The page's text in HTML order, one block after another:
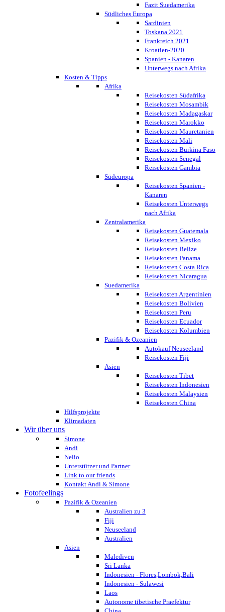
Fazit Suedamerika
Südliches Europa
Sardinien
Toskana 2021
Frankreich 2021
Kroatien-2020
Spanien - Kanaren
Unterwegs nach Afrika
Kosten & Tipps
Afrika
Reisekosten Südafrika
Reisekosten Mosambik
Reisekosten Madagaskar
Reisekosten Marokko
Reisekosten Mauretanien
Reisekosten Mali
Reisekosten Burkina Faso
Reisekosten Senegal
Reisekosten Gambia
Südeuropa
Reisekosten Spanien -
Kanaren
Reisekosten Unterwegs
nach Afrika
Zentralamerika
Reisekosten Guatemala
Reisekosten Mexiko
Reisekosten Belize
Reisekosten Panama
Reisekosten Costa Rica
Reisekosten Nicaragua
Suedamerika
Reisekosten Argentinien
Reisekosten Bolivien
Reisekosten Peru
Reisekosten Ecuador
Reisekosten Kolumbien
Pazifik & Ozeanien
Autokauf Neuseeland
Reisekosten Fiji
Asien
Reisekosten Tibet
Reisekosten Indonesien
Reisekosten Malaysien
Reisekosten China
Hilfsprojekte
Klimadaten
Wir über uns
Simone
Andi
Nelio
Unterstützer und Partner
Link to our friends
Kontakt Andi & Simone
Fotofeelings
Pazifik & Ozeanien
Australien zu 3
Fiji
Neuseeland
Australien
Asien
Malediven
Sri Lanka
Indonesien - Flores,Lombok,Bali
Indonesien - Sulawesi
Laos
Autonome tibetische Praefektur